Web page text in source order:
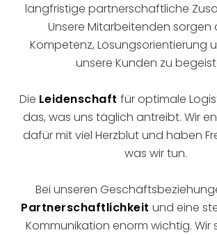
langfristige partnerschaftliche
Unsere Mitarbeitenden sorgen
Kompetenz, Lösungsorientierung
unsere Kunden zu
Die Leidenschaft für optimale
das, was uns täglich antreibt. Wir
dafür mit viel Herzblut und haben
was wir tun.
Bei unseren
Partnerschaftlichkeit und eine
Kommunikation enorm wichtig. Wir